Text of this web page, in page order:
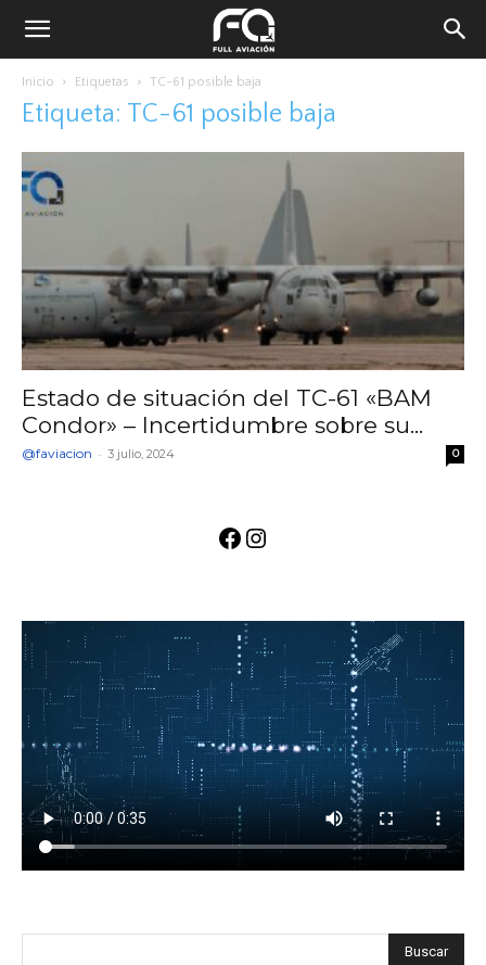
Inicio Etiquetas TC-61 posible baja
Etiqueta: TC-61 posible baja
Estado de situación del TC-61 «BAM
Condor» – Incertidumbre sobre su...
@faviacion - 3 julio, 2024 0
Facebook
Instagram